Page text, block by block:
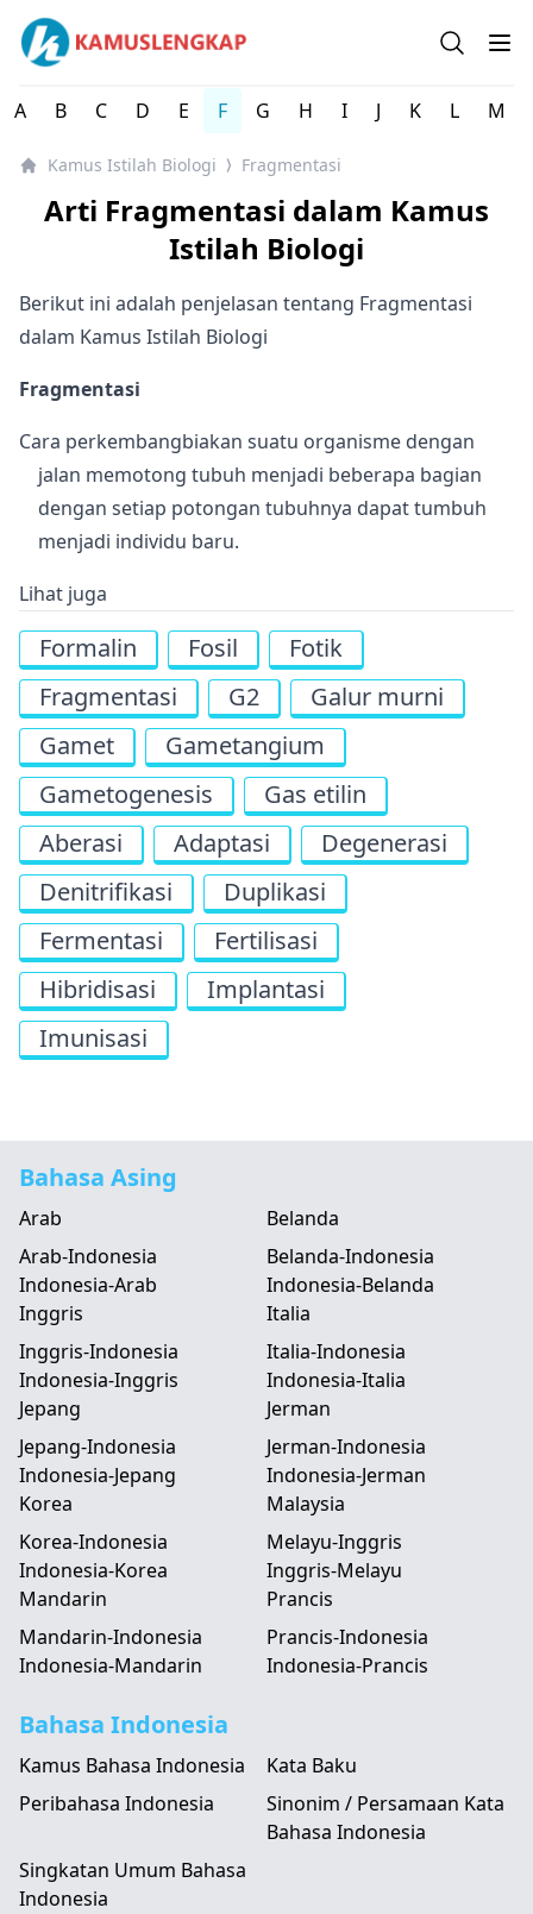
Kamus Istilah Biologi Indonesia Lengkap
Open
A B C D E F G H I J K L M
Kamus Istilah Biologi ⟩ Fragmentasi
Arti Fragmentasi dalam Kamus
Istilah Biologi
Berikut ini adalah penjelasan tentang Fragmentasi
dalam Kamus Istilah Biologi
Fragmentasi
Cara perkembangbiakan suatu organisme dengan
jalan memotong tubuh menjadi beberapa bagian
dengan setiap potongan tubuhnya dapat tumbuh
menjadi individu baru.
Lihat juga
Formalin Fosil
Fotik
Fragmentasi
G2
Galur murni
Gamet
Gametangium
Gametogenesis
Gas etilin
Aberasi
Adaptasi
Degenerasi
Denitrifikasi
Duplikasi
Fermentasi
Fertilisasi
Hibridisasi
Implantasi
Imunisasi
Bahasa Asing
Arab
Arab-Indonesia
Indonesia-Arab
Belanda
Belanda-Indonesia
Indonesia-Belanda
Inggris
Inggris-Indonesia
Indonesia-Inggris
Italia
Italia-Indonesia
Indonesia-Italia
Jepang
Jepang-Indonesia
Indonesia-Jepang
Jerman
Jerman-Indonesia
Indonesia-Jerman
Korea
Korea-Indonesia
Indonesia-Korea
Malaysia
Melayu-Inggris
Inggris-Melayu
Mandarin
Mandarin-Indonesia
Indonesia-Mandarin
Prancis
Prancis-Indonesia
Indonesia-Prancis
Bahasa Indonesia
Kamus Bahasa Indonesia
Kata Baku
Peribahasa Indonesia
Sinonim / Persamaan Kata
Bahasa Indonesia
Singkatan Umum Bahasa
Indonesia